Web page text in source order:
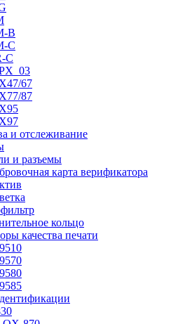
B
C
C
67
87
и отслеживание
и разъемы
карта верификатора
кольцо
качества печати